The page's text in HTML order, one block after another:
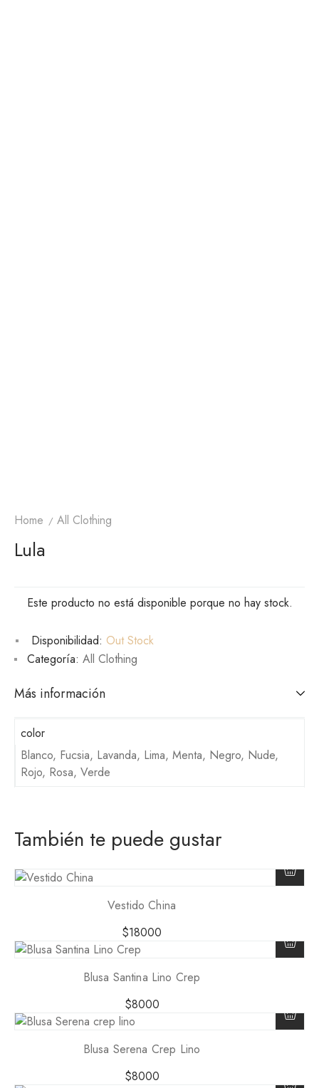
Home All Clothing
Lula
Este producto no está disponible porque no hay stock.
Disponibilidad: Out Stock
Categoría: All Clothing
Más información
color
Blanco, Fucsia, Lavanda, Lima, Menta, Negro, Nude,
Rojo, Rosa, Verde
También te puede gustar
Vestido China
$18000
Blusa Santina Lino Crep
$8000
Blusa Serena Crep Lino
$8000